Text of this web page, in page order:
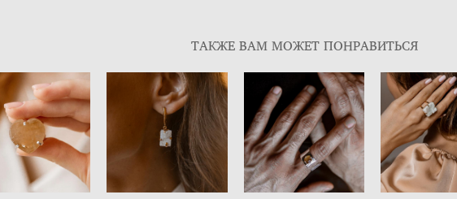
ТАКЖЕ ВАМ МОЖЕТ ПОНРАВИТЬСЯ